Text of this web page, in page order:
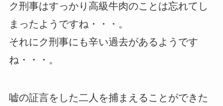
ク刑事はすっかり高級牛肉のことは忘れてし
まったようですね・・・。
それにク刑事にも辛い過去があるようです
ね・・・。
嘘の証言をした二人を捕まえることができた